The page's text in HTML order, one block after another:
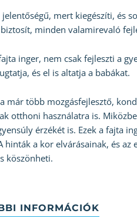
mert kiegészíti, és
minden valamirevaló
inger, nem csak fejleszti a
és el is altatja a babákat.
több mozgásfejlesztő,
otthoni használatra is.
érzékét is. Ezek a fajta
a kor elvárásainak, és
köszönheti.